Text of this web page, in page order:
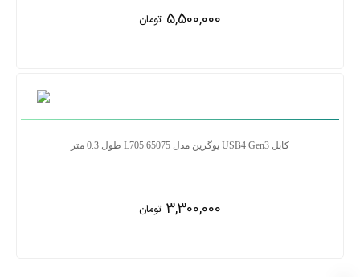
5,500,000 تومان
کابل USB4 Gen3 یوگرین مدل 65075 L705 طول 0.3 متر
3,300,000 تومان